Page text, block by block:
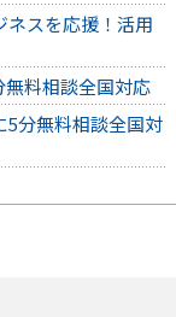
ネスを応援！活用
料相談全国対応
5分無料相談全国対